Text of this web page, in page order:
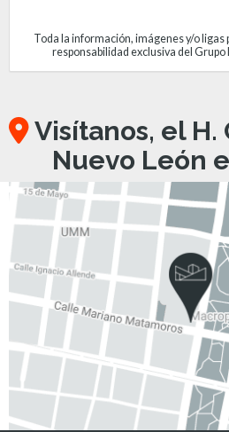
Toda la información, imágenes y/o ligas
responsabilidad exclusiva del Grupo
Visítanos, el
Nuevo León